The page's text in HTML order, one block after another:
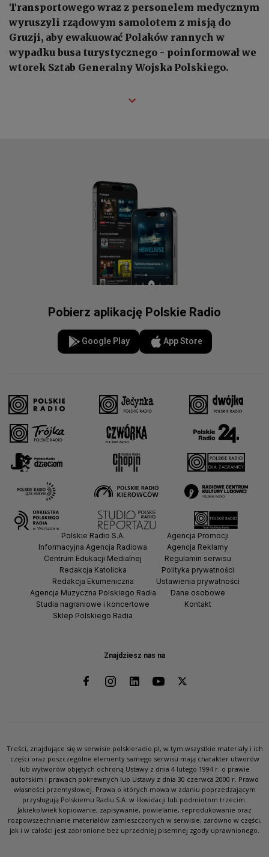
Transportowego wraz z personelem medycznym
wyruszyli rządowym samolotem z misją do
Gruzji, aby ewakuować Polaków rannych w
wypadku busa turystycznego - poinformował we
wtorek Sztab Generalny Wojska Polskiego.
Pobierz aplikację Polskie Radio
Google Play App Store
Znajdziesz nas na
Polskie Radio S.A.
Informacyjna Agencja Radiowa
Centrum Edukacji Medialnej
Redakcja Katolicka
Redakcja Ekumeniczna
Agencja Muzyczna Polskiego Radia
Studia nagraniowe i koncertowe
Sklep Polskiego Radia
Agencja Promocji
Agencja Reklamy
Regulamin serwisu
Polityka prywatności
Ustawienia prywatności
Dane osobowe
Kontakt
Treści, znajdujące się w serwisie polskieradio.pl, w tym wszystkie materiały i ich
części oraz poszczególne elementy samego serwisu mają charakter utworów
lub wytworów objętych ochroną Ustawy z dnia 4 lutego 1994 r. o prawie
autorskim i prawach pokrewnych lub Ustawy z dnia 30 czerwca 2000 r. Prawo
własności przemysłowej. Prawa o których mowa w zdaniu poprzedzającym
przysługują Polskiemu Radiu S.A. w likwidacji lub podmiotom trzecim.
Jakiekolwiek kopiowanie, zapisywanie, powielanie, reprodukowanie oraz
rozpowszechnianie materiałów zamieszczonych w serwisie, zarówno w części,
jak i w całości jest zabronione bez uprzedniej pisemnej zgody uprawnionego.